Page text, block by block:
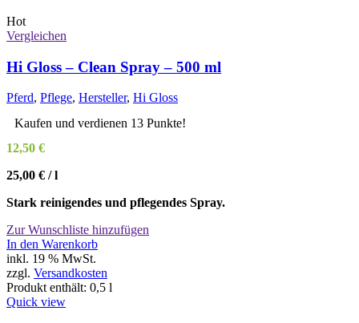
Hot
Vergleichen
Hi Gloss – Clean Spray – 500 ml
Pferd, Pflege, Hersteller, Hi Gloss
Kaufen und verdienen 13 Punkte!
12,50 €
25,00 € /l
Stark reinigendes und pflegendes Spray.
Zur Wunschliste hinzufügen
In den Warenkorb
inkl. 19 % MwSt.
zzgl. Versandkosten
Produkt enthält: 0,5 l
Quick view